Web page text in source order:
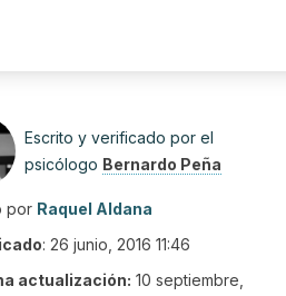
Escrito y verificado por el
psicólogo Bernardo Peña
por Raquel Aldana
: 26 junio, 2016 11:46
actualización: 10 septiembre,